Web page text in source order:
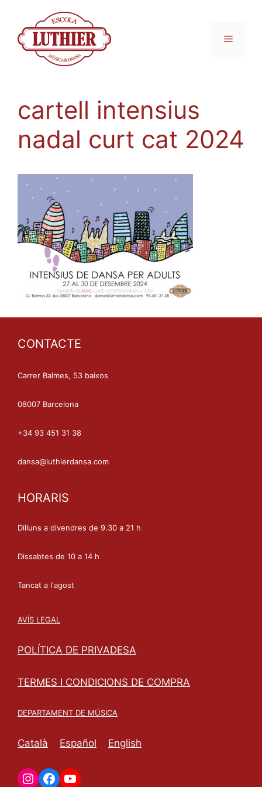
cartell intensius
nadal curt cat 2024
CONTACTE
Carrer Balmes, 53 baixos
08007 Barcelona
+34 93 451 31 38
dansa@luthierdansa.com
HORARIS
Dilluns a divendres de 9.30 a 21 h
Dissabtes de 10 a 14 h
Tancat a l'agost
AVÍS LEGAL
POLÍTICA DE PRIVADESA
TERMES I CONDICIONS DE COMPRA
DEPARTAMENT DE MÚSICA
Català Español English